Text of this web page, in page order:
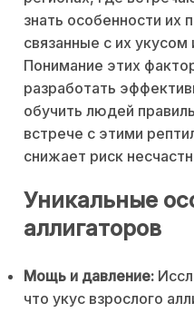
знать особенности их
связанные с их укусом
Понимание этих
разработать
обучить людей
встрече с этими
снижает риск
Уникальные
аллигаторов
Мощь и давление:
что укус взрослого